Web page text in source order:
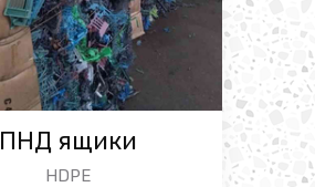
ПНД ящики
HDPE